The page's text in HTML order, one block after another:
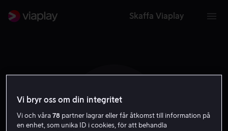
Skaffa Viaplay
W D
Vi bryr oss om din integritet
Vi och våra78 partner lagrar eller får åtkomst till information på
en enhet, som unika ID i cookies, för att behandla